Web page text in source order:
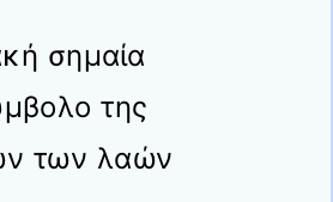
σημαία
της
των λαών